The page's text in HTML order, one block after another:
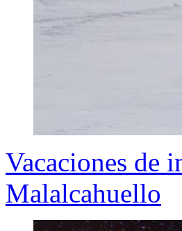
Vacaciones de
Malalcahuello